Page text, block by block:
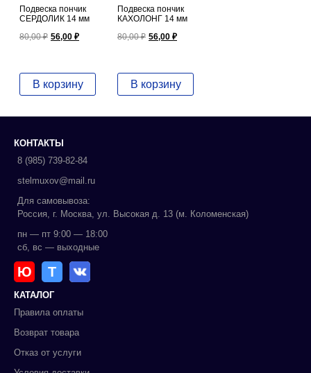
Подвеска пончик
СЕРДОЛИК 14 мм
80,00₽ Первоначальная
56,00 ₽Текущая
В корзину
Подвеска пончик
КАХОЛОНГ 14 мм
80,00₽ Первоначальная
56,00 ₽Текущая
В корзину
КОНТАКТЫ
8 (985) 739-82-84
stelmuxov@mail.ru
Для самовывоза:
Россия, г. Москва, ул. Высокая д. 13 (м. Коломенская)
пн — пт 9:00 — 18:00
сб, вс — выходные
Ю Т
КАТАЛОГ
Правила оплаты
Возврат товара
Отказ от услуги